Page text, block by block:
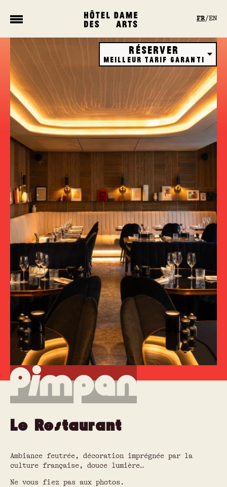
FR EN
Réserver
Meilleur tarif garanti
Restaurant
Rooftop bar
Bons cadeaux
Le Restaurant
Ambiance feutrée, décoration imprégnée par la
culture française, douce lumière…
Ne vous fiez pas aux photos.